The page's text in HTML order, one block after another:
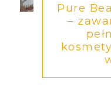
Pure
–